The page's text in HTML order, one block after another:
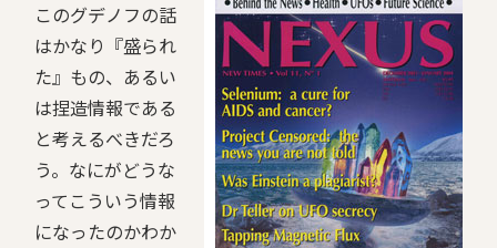
このグデノフの話
はかなり『盛られ
た』もの、あるい
は捏造情報である
と考えるべきだろ
う。なにがどうな
ってこういう情報
になったのかわか